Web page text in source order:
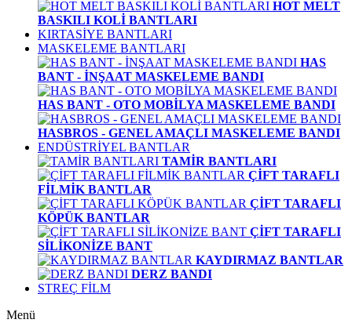
HOT MELT
BASKILI KOLİ BANTLARI
KIRTASİYE BANTLARI
MASKELEME BANTLARI
HAS
BANT - İNŞAAT MASKELEME BANDI
HAS BANT - OTO MOBİLYA MASKELEME BANDI
HASBROS - GENEL AMAÇLI MASKELEME BANDI
ENDÜSTRİYEL BANTLAR
TAMİR BANTLARI
ÇİFT TARAFLI
FİLMİK BANTLAR
ÇİFT TARAFLI
KÖPÜK BANTLAR
ÇİFT TARAFLI
SİLİKONİZE BANT
KAYDIRMAZ BANTLAR
DERZ BANDI
STREÇ FİLM
Menü